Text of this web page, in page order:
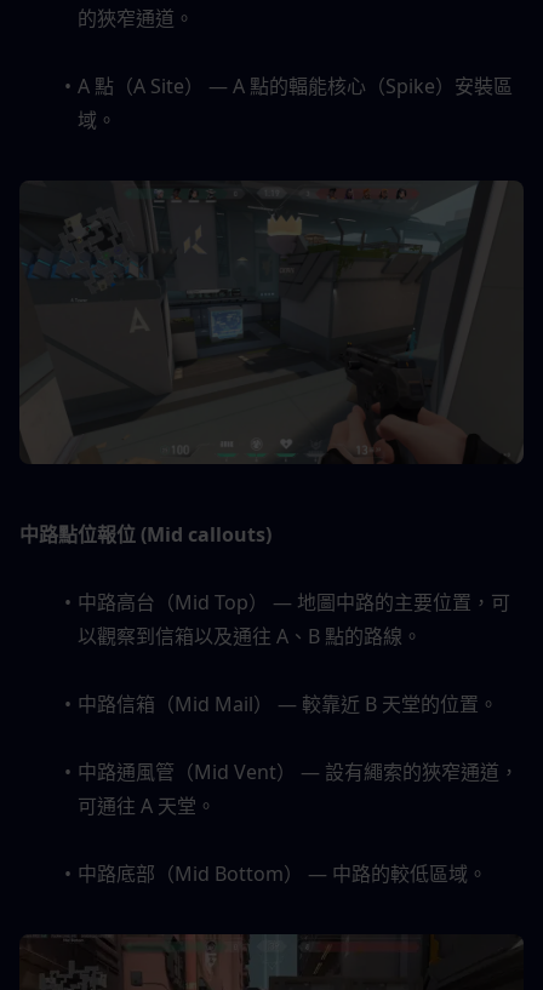
的狹窄通道。
A 點（A Site） — A 點的輻能核心（Spike）安裝區
域。
中路點位報位 (Mid callouts)
中路高台（Mid Top） — 地圖中路的主要位置，可
以觀察到信箱以及通往 A、B 點的路線。
中路信箱（Mid Mail） — 較靠近 B 天堂的位置。
中路通風管（Mid Vent） — 設有繩索的狹窄通道，
可通往 A 天堂。
中路底部（Mid Bottom） — 中路的較低區域。